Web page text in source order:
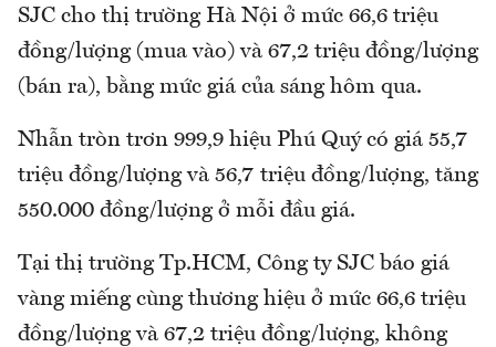
SJC cho thị trường Hà Nội ở mức 66,6 triệu
đồng/lượng (mua vào) và 67,2 triệu đồng/lượng
(bán ra), bằng mức giá của sáng hôm qua.
Nhẫn tròn trơn 999,9 hiệu Phú Quý có giá 55,7
triệu đồng/lượng và 56,7 triệu đồng/lượng, tăng
550.000 đồng/lượng ở mỗi đầu giá.
Tại thị trường Tp.HCM, Công ty SJC báo giá
vàng miếng cùng thương hiệu ở mức 66,6 triệu
đồng/lượng và 67,2 triệu đồng/lượng, không